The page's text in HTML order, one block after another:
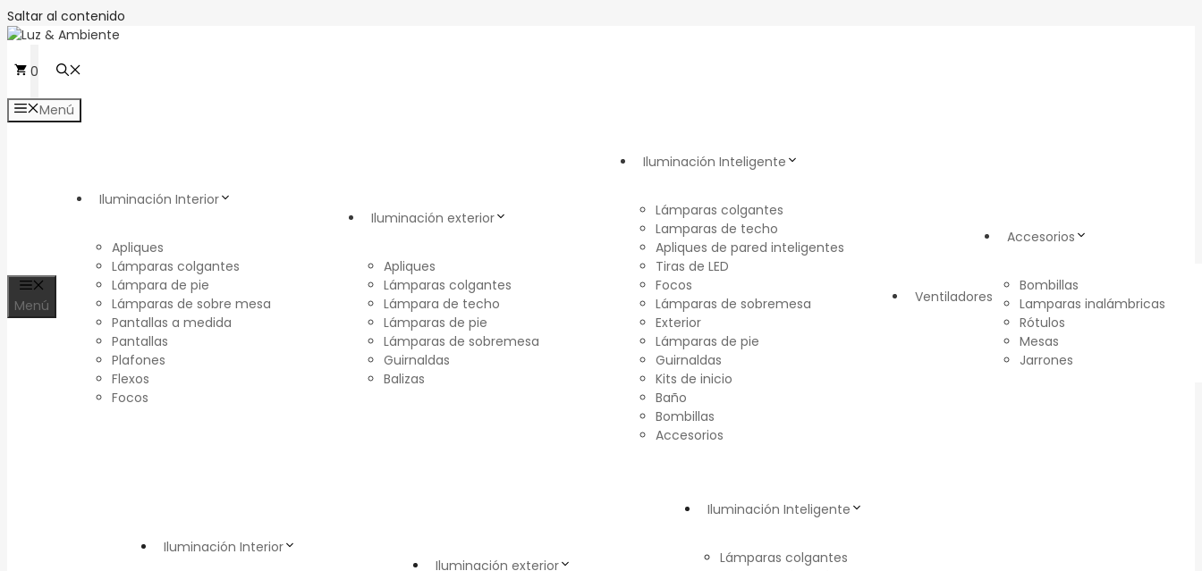
Saltar al contenido
0
Menú
Menú
Iluminación Interior
Apliques
Lámparas colgantes
Lámpara de pie
Lámparas de sobre mesa
Pantallas a medida
Pantallas
Plafones
Flexos
Focos
Iluminación exterior
Apliques
Lámparas colgantes
Lámpara de techo
Lámparas de pie
Lámparas de sobremesa
Guirnaldas
Balizas
Iluminación Inteligente
Lámparas colgantes
Lamparas de techo
Apliques de pared inteligentes
Tiras de LED
Focos
Lámparas de sobremesa
Exterior
Lámparas de pie
Guirnaldas
Kits de inicio
Baño
Bombillas
Accesorios
Ventiladores
Accesorios
Bombillas
Lamparas inalámbricas
Rótulos
Mesas
Jarrones
Iluminación Interior
Iluminación exterior
Iluminación Inteligente
Lámparas colgantes